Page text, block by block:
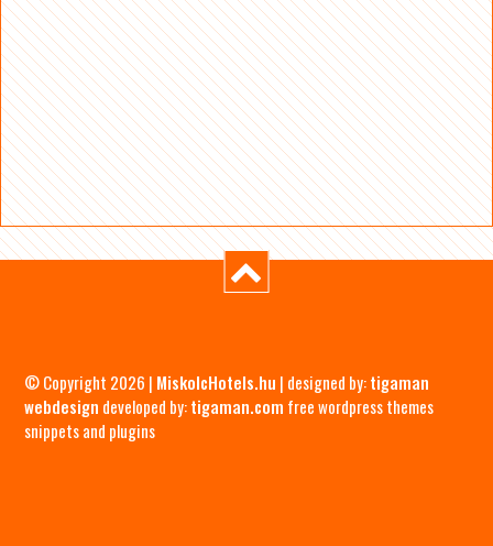
© Copyright 2026 | MiskolcHotels.hu | designed by:tigaman
webdesign developed by:tigaman.com free wordpress themes
snippets and plugins